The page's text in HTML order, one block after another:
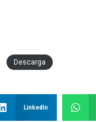
Descarga
LinkedIn